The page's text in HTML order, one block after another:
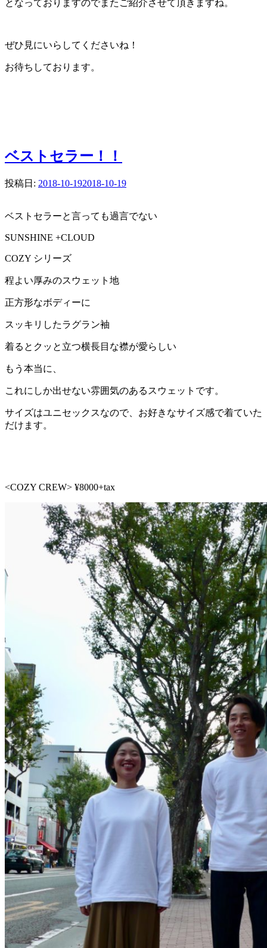
となっておりますのでまたご紹介させて頂きますね。
ぜひ見にいらしてくださいね！
お待ちしております。
ベストセラー！！
投稿日: 2018-10-192018-10-19
ベストセラーと言っても過言でない
SUNSHINE +CLOUD
COZY シリーズ
程よい厚みのスウェット地
正方形なボディーに
スッキリしたラグラン袖
着るとクッと立つ横長目な襟が愛らしい
もう本当に、
これにしか出せない雰囲気のあるスウェットです。
サイズはユニセックスなので、お好きなサイズ感で着ていた
だけます。
<COZY CREW> ¥8000+tax